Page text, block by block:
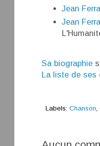
Jean
Jean
Sa biographie
La liste de ses
Labels: Chanson